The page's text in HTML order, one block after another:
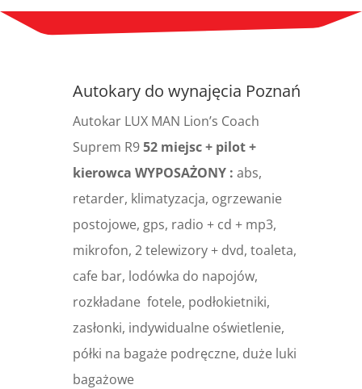
Autokary do wynajęcia Poznań
Autokar LUX MAN Lion’s Coach
Suprem R952 miejsc + pilot +
kierowca WYPOSAŻONY : abs,
retarder, klimatyzacja, ogrzewanie
postojowe, gps, radio + cd + mp3,
mikrofon, 2 telewizory + dvd, toaleta,
cafe bar, lodówka do napojów,
rozkładane fotele, podłokietniki,
zasłonki, indywidualne oświetlenie,
półki na bagaże podręczne, duże luki
bagażowe